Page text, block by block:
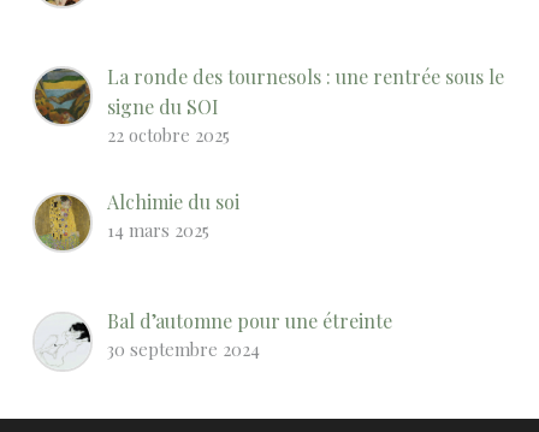
La ronde des tournesols : une rentrée sous le
signe du SOI
22 octobre 2025
Alchimie du soi
14 mars 2025
Bal d’automne pour une étreinte
30 septembre 2024